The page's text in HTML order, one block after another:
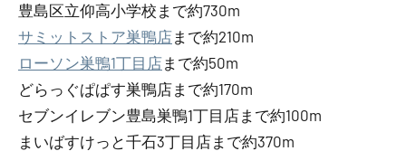
豊島区立仰高小学校まで約730m
サミットストア巣鴨店まで約210m
ローソン巣鴨1丁目店まで約50m
どらっぐぱぱす巣鴨店まで約170m
セブンイレブン豊島巣鴨1丁目店まで約100m
まいばすけっと千石3丁目店まで約370m